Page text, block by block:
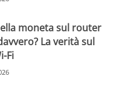
moneta sul router
La verità sul
Fi